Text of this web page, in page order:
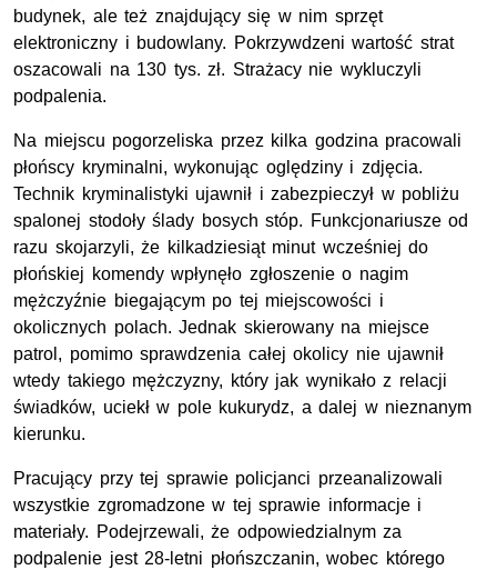
budynek, ale też znajdujący się w nim sprzęt
elektroniczny i budowlany. Pokrzywdzeni wartość strat
oszacowali na 130 tys. zł. Strażacy nie wykluczyli
podpalenia.
Na miejscu pogorzeliska przez kilka godzina pracowali
płońscy kryminalni, wykonując oględziny i zdjęcia.
Technik kryminalistyki ujawnił i zabezpieczył w pobliżu
spalonej stodoły ślady bosych stóp. Funkcjonariusze od
razu skojarzyli, że kilkadziesiąt minut wcześniej do
płońskiej komendy wpłynęło zgłoszenie o nagim
mężczyźnie biegającym po tej miejscowości i
okolicznych polach. Jednak skierowany na miejsce
patrol, pomimo sprawdzenia całej okolicy nie ujawnił
wtedy takiego mężczyzny, który jak wynikało z relacji
świadków, uciekł w pole kukurydz, a dalej w nieznanym
kierunku.
Pracujący przy tej sprawie policjanci przeanalizowali
wszystkie zgromadzone w tej sprawie informacje i
materiały. Podejrzewali, że odpowiedzialnym za
podpalenie jest 28-letni płońszczanin, wobec którego